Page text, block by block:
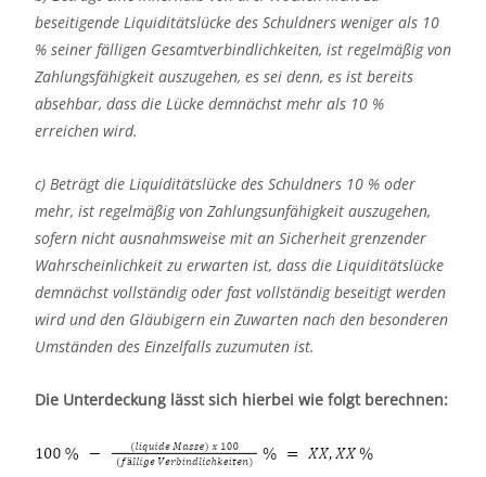
beseitigende Liquiditätslücke des Schuldners weniger als 10
% seiner fälligen Gesamtverbindlichkeiten, ist regelmäßig von
Zahlungsfähigkeit auszugehen, es sei denn, es ist bereits
absehbar, dass die Lücke demnächst mehr als 10 %
erreichen wird.
c) Beträgt die Liquiditätslücke des Schuldners 10 % oder
mehr, ist regelmäßig von Zahlungsunfähigkeit auszugehen,
sofern nicht ausnahmsweise mit an Sicherheit grenzender
Wahrscheinlichkeit zu erwarten ist, dass die Liquiditätslücke
demnächst vollständig oder fast vollständig beseitigt werden
wird und den Gläubigern ein Zuwarten nach den besonderen
Umständen des Einzelfalls zuzumuten ist.
Die Unterdeckung lässt sich hierbei wie folgt berechnen: